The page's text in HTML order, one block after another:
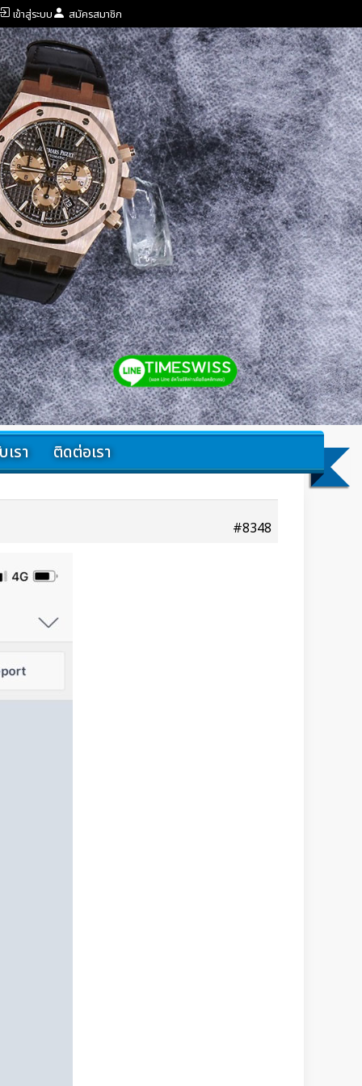
เข้าสู่ระบบ สมัครสมาชิก
เรา ติดต่อเรา
#8348